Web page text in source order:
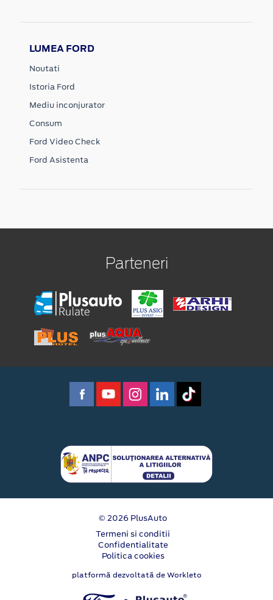
LUMEA FORD
Noutati
Istoria Ford
Mediu inconjurator
Consum
Ford Video Check
Ford Asistenta
Parteneri
© 2026 PlusAuto
Termeni si conditii
Confidentialitate
Politica cookies
platformă dezvoltată de Workleto